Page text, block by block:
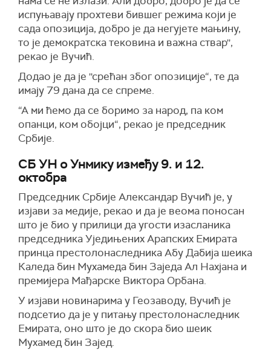
испуњавају прохтеви бившег режима који је
сада опозиција, добро је да негујете мањину,
то је демократска тековина и важна ствар'',
рекао је Вучић.
Додао је да је ''срећан због опозиције“, те да
имају 79 дана да се спреме.
“А ми ћемо да се боримо за народ, па ком
опанци, ком обојци“, рекао је председник
Србије.
СБ УН о Унмику између 9. и 12.
октобра
Председник Србије Александар Вучић је, у
изјави за медије, рекао и да је веома поносан
што је био у прилици да угости изасланика
председника Уједињених Арапских Емирата
принца престолонаследника Абу Дабија шеика
Каледа бин Мухамеда бин Заједа Ал Нахјана и
премијера Мађарске Виктора Орбана.
У изјави новинарима у Геозаводу, Вучић је
подсетио да је у питању престолонаследник
Емирата, оно што је до скора био шеик
Мухамед бин Зајед.